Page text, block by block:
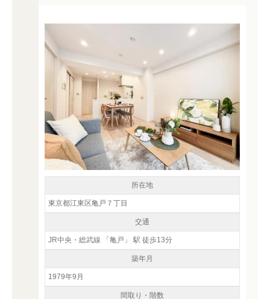
所在地
東京都江東区亀戸７丁目
交通
JR中央・総武線 「亀戸」 駅 徒歩13分
築年月
1979年9月
間取り・階数